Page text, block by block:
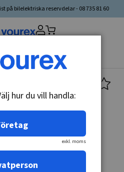
på bilelektriska reservdelar - 08 735 81 60
▼
hur du vill handla:
exkl. moms